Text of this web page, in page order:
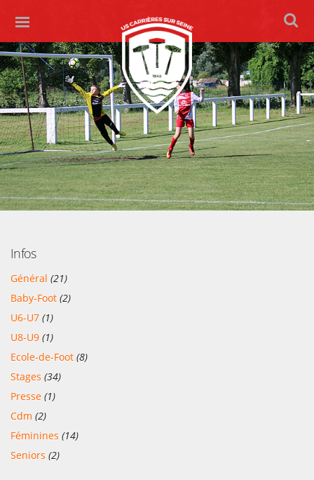
Infos
Général (21)
Baby-Foot (2)
U6-U7 (1)
U8-U9 (1)
Ecole-de-Foot (8)
Stages (34)
Presse (1)
Cdm (2)
Féminines (14)
Seniors (2)